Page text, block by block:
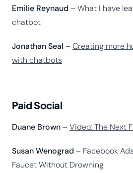
Emilie Reynaud – What I have
chatbot
Jonathan Seal – Creating more
with chatbots
Paid Social
Duane Brown– Video: The Next
Susan Wenograd – Facebook
Faucet Without Drowning